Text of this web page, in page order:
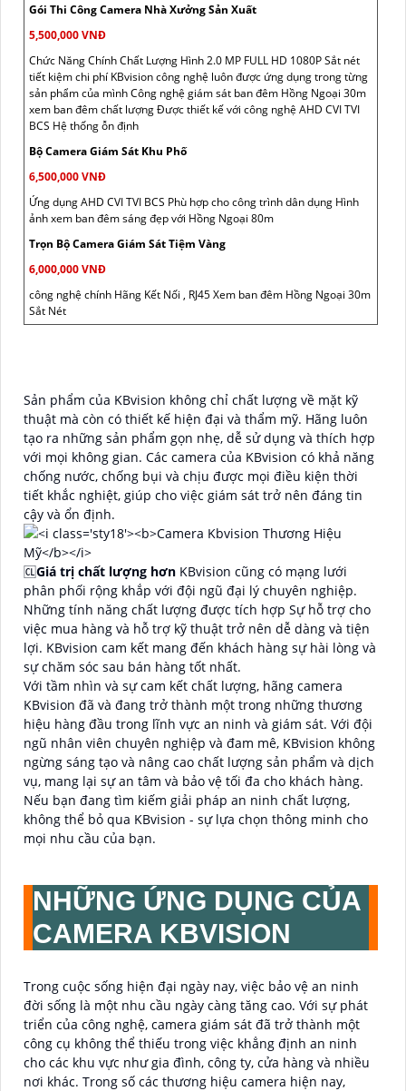
Gói Thi Công Camera Nhà Xưởng Sản Xuất
5,500,000 VNĐ
Chức Năng Chính Chất Lượng Hình 2.0 MP FULL HD 1080P Sắt nét
tiết kiệm chi phí KBvision công nghệ luôn được ứng dụng trong từng
sản phẩm của mình Công nghệ giám sát ban đêm Hồng Ngoại 30m
xem ban đêm chất lượng Được thiết kế với công nghệ AHD CVI TVI
BCS Hệ thống ỗn định
Bộ Camera Giám Sát Khu Phố
6,500,000 VNĐ
Ứng dụng AHD CVI TVI BCS Phù hợp cho công trình dân dụng Hình
ảnh xem ban đêm sáng đẹp với Hồng Ngoại 80m
Trọn Bộ Camera Giám Sát Tiệm Vàng
6,000,000 VNĐ
công nghệ chính Hãng Kết Nối , RJ45 Xem ban đêm Hồng Ngoại 30m
Sắt Nét
Sản phẩm của KBvision không chỉ chất lượng về mặt kỹ
thuật mà còn có thiết kế hiện đại và thẩm mỹ. Hãng luôn
tạo ra những sản phẩm gọn nhẹ, dễ sử dụng và thích hợp
với mọi không gian. Các camera của KBvision có khả năng
chống nước, chống bụi và chịu được mọi điều kiện thời
tiết khắc nghiệt, giúp cho việc giám sát trở nên đáng tin
cậy và ổn định.
🆑Giá trị chất lượng hơn KBvision cũng có mạng lưới
phân phối rộng khắp với đội ngũ đại lý chuyên nghiệp.
Những tính năng chất lượng được tích hợp Sự hỗ trợ cho
việc mua hàng và hỗ trợ kỹ thuật trở nên dễ dàng và tiện
lợi. KBvision cam kết mang đến khách hàng sự hài lòng và
sự chăm sóc sau bán hàng tốt nhất.
Với tầm nhìn và sự cam kết chất lượng, hãng camera
KBvision đã và đang trở thành một trong những thương
hiệu hàng đầu trong lĩnh vực an ninh và giám sát. Với đội
ngũ nhân viên chuyên nghiệp và đam mê, KBvision không
ngừng sáng tạo và nâng cao chất lượng sản phẩm và dịch
vụ, mang lại sự an tâm và bảo vệ tối đa cho khách hàng.
Nếu bạn đang tìm kiếm giải pháp an ninh chất lượng,
không thể bỏ qua KBvision - sự lựa chọn thông minh cho
mọi nhu cầu của bạn.
NHỮNG ỨNG DỤNG CỦA
CAMERA KBVISION
Trong cuộc sống hiện đại ngày nay, việc bảo vệ an ninh
đời sống là một nhu cầu ngày càng tăng cao. Với sự phát
triển của công nghệ, camera giám sát đã trở thành một
công cụ không thể thiếu trong việc khẳng định an ninh
cho các khu vực như gia đình, công ty, cửa hàng và nhiều
nơi khác. Trong số các thương hiệu camera hiện nay,